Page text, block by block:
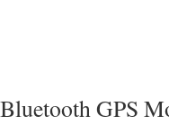
Bluetooth GPS